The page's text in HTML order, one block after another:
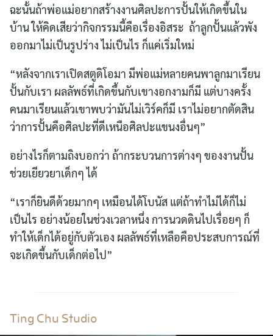
ฉะนั้นถ้าพ่อแม่อยากสร้างงานศิลปะการปั้นให้เกิดขึ้นใน
บ้าน ให้คิดเสียว่ากิจกรรมนี้คือเรื่องอิสระ ถ้าลูกปั้นแล้วพัง
ออกมาไม่เป็นรูปร่าง ไม่เป็นไร ก็แค่เริ่มใหม่
“หลังจากเราเปิดสตูดิโอมา มีพ่อแม่หลายคนพาลูกมาเรียน
ปั้นกับเรา ผลลัพธ์ที่เกิดขึ้นกับเขางอกงามก็มี แต่บางครั้ง
คนมาเรียนแล้วเขาพบว่ามันไม่เวิร์คก็มี เราไม่อยากตัดสิน
ว่าการปั้นคือศิลปะที่ดีเหนือศิลปะแขนงอื่นๆ”
อย่างไรก็ตามถิงบอกว่า ถ้ากระบวนการต่างๆ ของงานปั้น
ช่วยเยียวยาเด็กๆ ได้
“เราก็ยินดีด้วยมากๆ เหมือนได้โบนัส แต่ถ้าทำไม่ได้ก็ไม่
เป็นไร อย่างน้อยในช่วงเวลาหนึ่ง การนวดดินไปเรื่อยๆ ก็
ทำให้เด็กได้อยู่กับตัวเอง ผลลัพธ์ที่เหลือคือประสบการณ์ที่
จะเกิดขึ้นกับเด็กต่อไป”
Ting Chu Studio